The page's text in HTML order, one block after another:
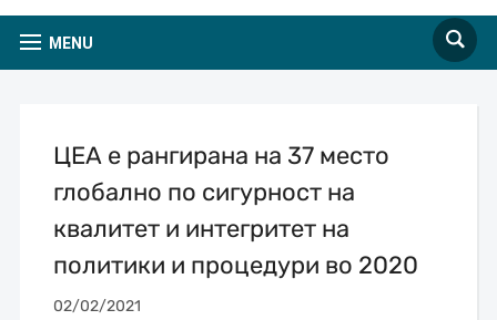
MENU
ЦЕА е рангирана на 37 место
глобално по сигурност на
квалитет и интегритет на
политики и процедури во 2020
02/02/2021